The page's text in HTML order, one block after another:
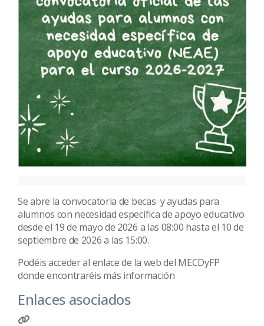
Se abre la convocatoria de becas y ayudas para
alumnos con necesidad específica de apoyo educativo
desde el 19 de mayo de 2026 a las 08:00 hasta el 10 de
septiembre de 2026 a las 15:00.
Podéis acceder al enlace de la web del MECDyFP
donde encontraréis más información
Enlaces asociados